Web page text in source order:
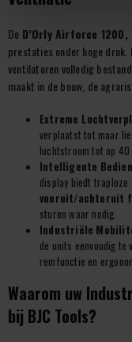
De D’Orly Airforce
prestaties onder hoge
ventilatoren volledig
maakt in de bouw, de
Extreme
verplaatst tot maar
luchtstroom tot op 40
Intelligente
display biedt traploze
vooruit/achteruit
sturen waar nodig.
Industriële
de units eenvoudig
remfunctie en
Waarom uw
bij BJC Tools?